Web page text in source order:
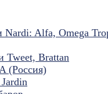
Nardi: Alfa, Omega
Tweet, Brattan
(Россия)